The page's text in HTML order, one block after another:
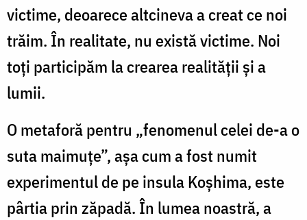
victime, deoarece altcineva a creat ce noi
trăim. În realitate, nu există victime. Noi
toţi participăm la crearea realităţii şi a
lumii.
O metaforă pentru „fenomenul celei de-a o
suta maimuţe”, aşa cum a fost numit
experimentul de pe insula Koşhima, este
pârtia prin zăpadă. În lumea noastră, a